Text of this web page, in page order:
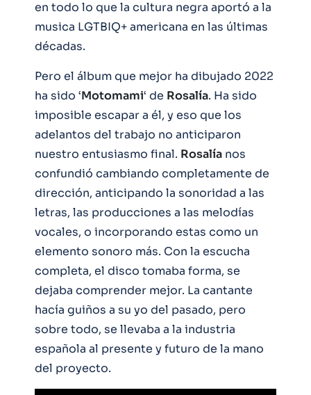
en todo lo que la cultura negra aportó a la
musica LGTBIQ+ americana en las últimas
décadas.
Pero el álbum que mejor ha dibujado 2022
ha sido ‘Motomami‘ de Rosalía. Ha sido
imposible escapar a él, y eso que los
adelantos del trabajo no anticiparon
nuestro entusiasmo final. Rosalía nos
confundió cambiando completamente de
dirección, anticipando la sonoridad a las
letras, las producciones a las melodías
vocales, o incorporando estas como un
elemento sonoro más. Con la escucha
completa, el disco tomaba forma, se
dejaba comprender mejor. La cantante
hacía guiños a su yo del pasado, pero
sobre todo, se llevaba a la industria
española al presente y futuro de la mano
del proyecto.